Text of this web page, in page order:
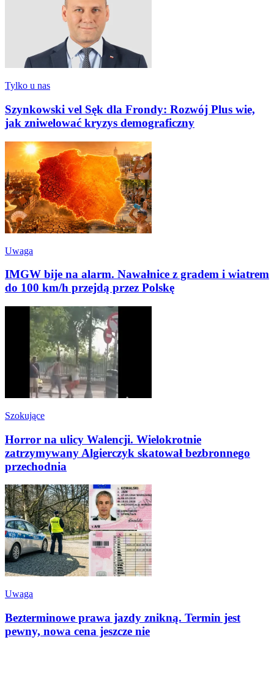
Tylko u nas
Szynkowski vel Sęk dla Frondy: Rozwój Plus wie,
jak zniwelować kryzys demograficzny
Uwaga
IMGW bije na alarm. Nawałnice z gradem i wiatrem
do 100 km/h przejdą przez Polskę
Szokujące
Horror na ulicy Walencji. Wielokrotnie
zatrzymywany Algierczyk skatował bezbronnego
przechodnia
Uwaga
Bezterminowe prawa jazdy znikną. Termin jest
pewny, nowa cena jeszcze nie